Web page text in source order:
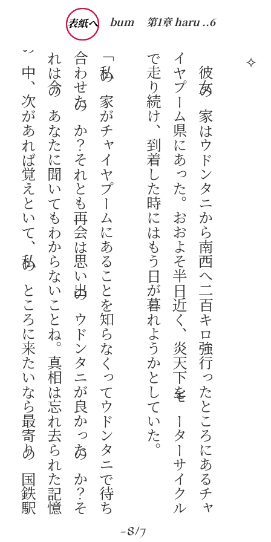
表紙へ bum 第1章 haru ..6
✧
彼
女
の
家
は
ウ
ド
ン
タ
ニ
か
ら
南
西
へ
二
百
キ
ロ
強
行
っ
た
と
こ
ろ
に
あ
る
チ
ャ
イ
ヤ
プ
ー
ム
県
に
あ
っ
た
。
お
お
よ
そ
半
日
近
く
、
炎
天
下
を
モ
ー
タ
ー
サ
イ
ク
ル
で
走
り
続
け
、
到
着
し
た
時
に
は
も
う
日
が
暮
れ
よ
う
か
と
し
て
い
た
。
「
私
の
家
が
チ
ャ
イ
ヤ
プ
ー
ム
に
あ
る
こ
と
を
知
ら
な
く
っ
て
ウ
ド
ン
タ
ニ
で
待
ち
合
わ
せ
た
の
か
？
そ
れ
と
も
再
会
は
思
い
出
の
ウ
ド
ン
タ
ニ
が
良
か
っ
た
の
か
？
そ
れ
は
今
の
あ
な
た
に
聞
い
て
も
わ
か
ら
な
い
こ
と
ね
。
真
相
は
忘
れ
去
ら
れ
た
記
憶
の
中
、
次
が
あ
れ
ば
覚
え
と
い
て
、
私
の
と
こ
ろ
に
来
た
い
な
ら
最
寄
り
の
国
鉄
駅
は
チ
ャ
ッ
ト
ゥ
ラ
ッ
ト
駅
だ
か
ら
ね
。
ウ
ド
ン
タ
ニ
は
行
き
過
ぎ
。
そ
の
ノ
ー
ト
に
書
い
と
い
た
方
が
い
い
よ
。
忘
れ
る
ん
で
し
ょ
-8/7